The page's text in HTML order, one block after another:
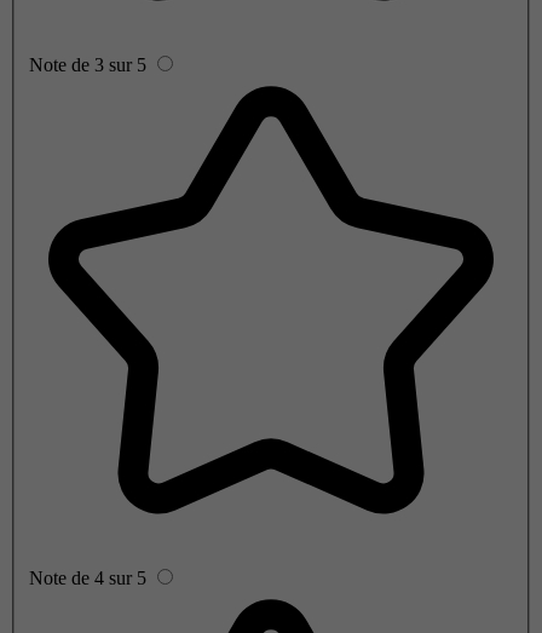
Note de 3 sur 5
Note de 4 sur 5